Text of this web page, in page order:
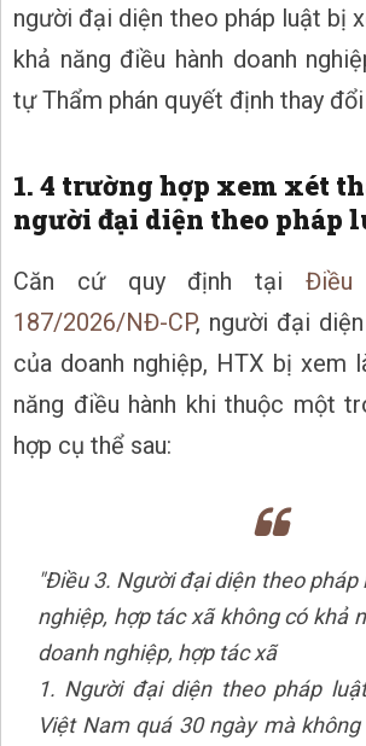
người đại diện theo pháp luật bị
khả năng điều hành doanh
tự Thẩm phán quyết định thay đổi
1. 4 trường hợp xem xét
người đại diện theo pháp
Căn cứ quy định tại
187/2026/NĐ-CP, người đại
của doanh nghiệp, HTX bị xem
năng điều hành khi thuộc một
hợp cụ thể sau:
"Điều 3. Người đại diện theo pháp
nghiệp, hợp tác xã không có khả
doanh nghiệp, hợp tác xã
1. Người đại diện theo pháp
Việt Nam quá 30 ngày mà